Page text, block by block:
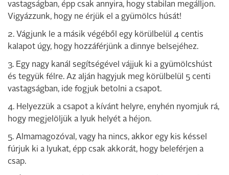
vastagságban, épp csak annyira, hogy stabilan megálljon.
Vigyázzunk, hogy ne érjük el a gyümölcs húsát!
2. Vágjunk le a másik végéből egy körülbelül 4 centis
kalapot úgy, hogy hozzáférjünk a dinnye belsejéhez.
3. Egy nagy kanál segítségével vájjuk ki a gyümölcshúst
és tegyük félre. Az alján hagyjuk meg körülbelül 5 centi
vastagságban, ide fogjuk betolni a csapot.
4. Helyezzük a csapot a kívánt helyre, enyhén nyomjuk rá,
hogy megjelöljük a lyuk helyét a héjon.
5. Almamagozóval, vagy ha nincs, akkor egy kis késsel
fúrjuk ki a lyukat, épp csak akkorát, hogy beleférjen a
csap.